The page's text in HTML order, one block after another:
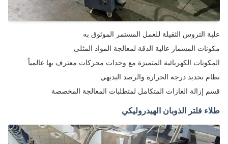
التروس الثقيلة للعمل المستمر الموثوق به
المسمار عالية الدقة لمعالجة المواد المثلى
الكهربائية المتميزة مع وحدات محركات معترف بها عالمياً
تحديد درجة الحرارة والرصد البديهي
إزالة الغازات المتكامل لمتطلبات المعالجة المخصصة
فلتر الذوبان الهيدروليكي